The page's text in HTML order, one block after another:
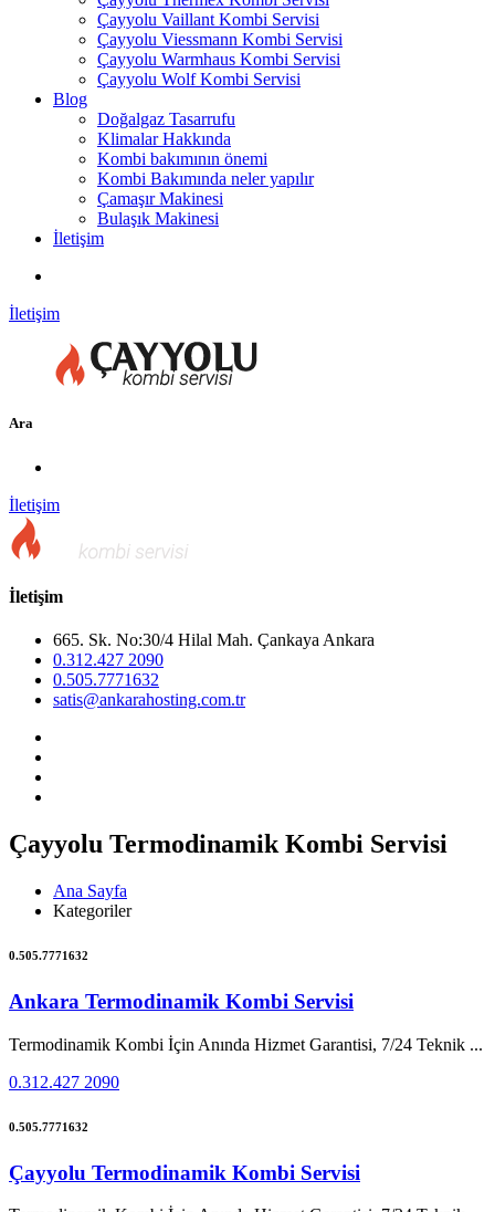
Çayyolu Vaillant Kombi Servisi
Çayyolu Viessmann Kombi Servisi
Çayyolu Warmhaus Kombi Servisi
Çayyolu Wolf Kombi Servisi
Blog
Doğalgaz Tasarrufu
Klimalar Hakkında
Kombi bakımının önemi
Kombi Bakımında neler yapılır
Çamaşır Makinesi
Bulaşık Makinesi
İletişim
İletişim
Ara
İletişim
İletişim
665. Sk. No:30/4 Hilal Mah. Çankaya Ankara
0.312.427 2090
0.505.7771632
satis@ankarahosting.com.tr
Çayyolu Termodinamik Kombi Servisi
Ana Sayfa
Kategoriler
0.505.7771632
Ankara Termodinamik Kombi Servisi
Termodinamik Kombi İçin Anında Hizmet Garantisi, 7/24 Teknik ...
0.312.427 2090
0.505.7771632
Çayyolu Termodinamik Kombi Servisi